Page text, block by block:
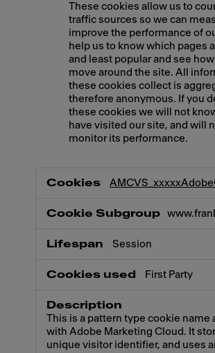
These cookies allow us to
traffic sources so we can
improve the performance of
help us to know which pages
and least popular and see
move around the site. All
these cookies collect is
therefore anonymous. If you
these cookies we will not
have visited our site, and will
monitor its performance.
Session
First Party
This is a pattern type cookie name
with Adobe Marketing Cloud. It
unique visitor identifier, and uses